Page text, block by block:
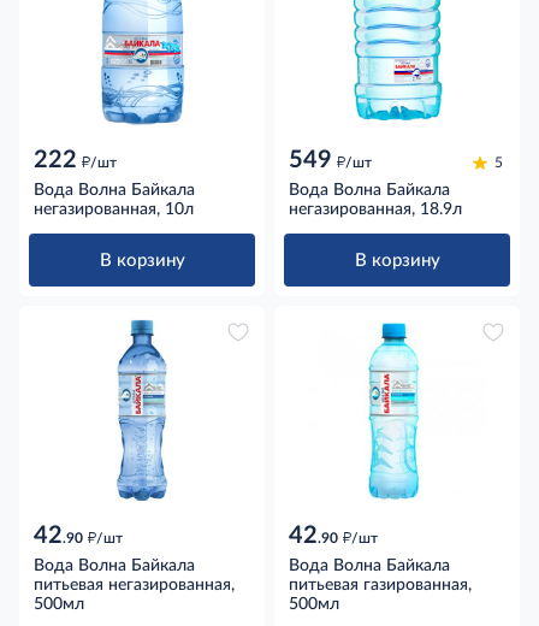
222 д/шт
Вода Волна Байкала
негазированная, 10л
В корзину
549 д/шт 5
Вода Волна Байкала
негазированная, 18.9л
В корзину
42.90 д/шт
Вода Волна Байкала
питьевая негазированная,
500мл
42.90 д/шт
Вода Волна Байкала
питьевая газированная,
500мл